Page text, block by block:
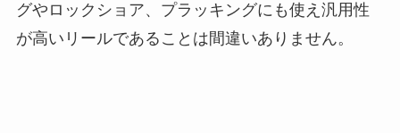
グやロックショア、プラッキングにも使え汎用性
が高いリールであることは間違いありません。